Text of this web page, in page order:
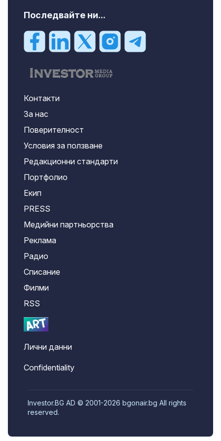
Последвайте ни...
Контакти
За нас
Поверителност
Условия за ползване
Редакционни стандарти
Портфолио
Екип
PRESS
Медийни партньорства
Реклама
Радио
Списание
Филми
RSS
Лични данни
Confidentiality
Investor.BG AD © 2001-2026 bgonair.bg All rights
reserved.